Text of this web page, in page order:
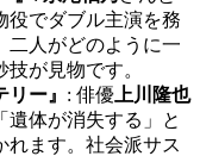
役でダブル主演を務
二人がどのように一
が見物です。
ー』 : 俳優 上川隆也
遺体が消失する」と
れます。社会派サス